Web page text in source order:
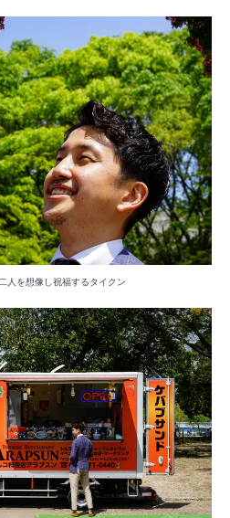
人を想像し祝福するタイクン